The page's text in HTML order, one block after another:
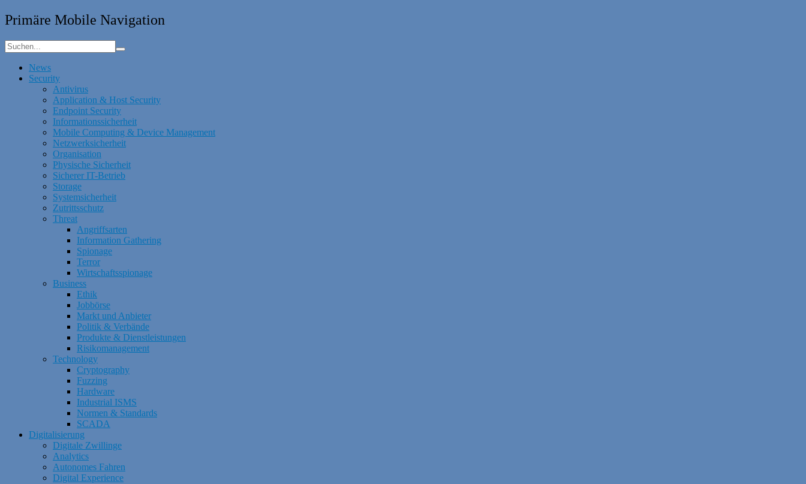
Primäre Mobile Navigation
News
Security
Antivirus
Application & Host Security
Endpoint Security
Informationssicherheit
Mobile Computing & Device Management
Netzwerksicherheit
Organisation
Physische Sicherheit
Sicherer IT-Betrieb
Storage
Systemsicherheit
Zutrittsschutz
Threat
Angriffsarten
Information Gathering
Spionage
Terror
Wirtschaftsspionage
Business
Ethik
Jobbörse
Markt und Anbieter
Politik & Verbände
Produkte & Dienstleistungen
Risikomanagement
Technology
Cryptography
Fuzzing
Hardware
Industrial ISMS
Normen & Standards
SCADA
Digitalisierung
Digitale Zwillinge
Analytics
Autonomes Fahren
Digital Experience